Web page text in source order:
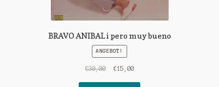
BRAVO ANIBAL i pero muy bueno
ANGEBOT!
€30,00
Ursprünglicher
€15,00Aktueller